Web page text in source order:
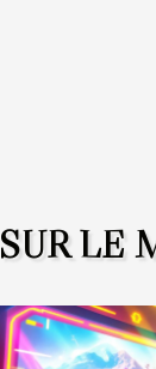
SUR LE